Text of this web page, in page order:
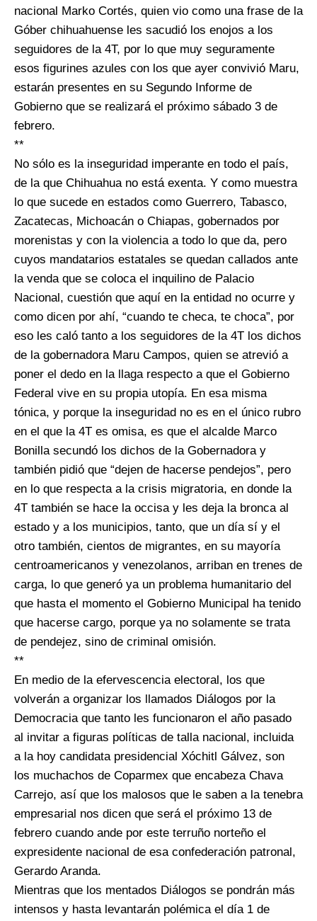
nacional Marko Cortés, quien vio como una frase de la
Góber chihuahuense les sacudió los enojos a los
seguidores de la 4T, por lo que muy seguramente
esos figurines azules con los que ayer convivió Maru,
estarán presentes en su Segundo Informe de
Gobierno que se realizará el próximo sábado 3 de
febrero.
**
No sólo es la inseguridad imperante en todo el país,
de la que Chihuahua no está exenta. Y como muestra
lo que sucede en estados como Guerrero, Tabasco,
Zacatecas, Michoacán o Chiapas, gobernados por
morenistas y con la violencia a todo lo que da, pero
cuyos mandatarios estatales se quedan callados ante
la venda que se coloca el inquilino de Palacio
Nacional, cuestión que aquí en la entidad no ocurre y
como dicen por ahí, “cuando te checa, te choca”, por
eso les caló tanto a los seguidores de la 4T los dichos
de la gobernadora Maru Campos, quien se atrevió a
poner el dedo en la llaga respecto a que el Gobierno
Federal vive en su propia utopía. En esa misma
tónica, y porque la inseguridad no es en el único rubro
en el que la 4T es omisa, es que el alcalde Marco
Bonilla secundó los dichos de la Gobernadora y
también pidió que “dejen de hacerse pendejos”, pero
en lo que respecta a la crisis migratoria, en donde la
4T también se hace la occisa y les deja la bronca al
estado y a los municipios, tanto, que un día sí y el
otro también, cientos de migrantes, en su mayoría
centroamericanos y venezolanos, arriban en trenes de
carga, lo que generó ya un problema humanitario del
que hasta el momento el Gobierno Municipal ha tenido
que hacerse cargo, porque ya no solamente se trata
de pendejez, sino de criminal omisión.
**
En medio de la efervescencia electoral, los que
volverán a organizar los llamados Diálogos por la
Democracia que tanto les funcionaron el año pasado
al invitar a figuras políticas de talla nacional, incluida
a la hoy candidata presidencial Xóchitl Gálvez, son
los muchachos de Coparmex que encabeza Chava
Carrejo, así que los malosos que le saben a la tenebra
empresarial nos dicen que será el próximo 13 de
febrero cuando ande por este terruño norteño el
expresidente nacional de esa confederación patronal,
Gerardo Aranda.
Mientras que los mentados Diálogos se pondrán más
intensos y hasta levantarán polémica el día 1 de